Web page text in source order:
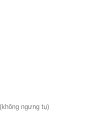
ngưng tụ)